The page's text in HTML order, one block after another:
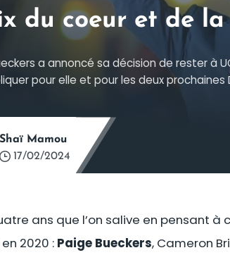
du coeur et de la
a annoncé sa décision de rester à
pour elle et pour les deux prochaines
17/02/2024
Shaï Mamou
ans que l’on salive en pensant à
en 2020 : Paige Bueckers, Cameron